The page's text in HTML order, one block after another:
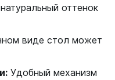
оттенок
виде стол может
Удобный механизм